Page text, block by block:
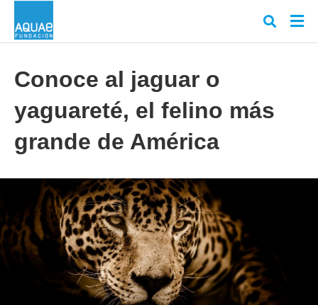
Conoce al jaguar o
yaguareté, el felino más
grande de América